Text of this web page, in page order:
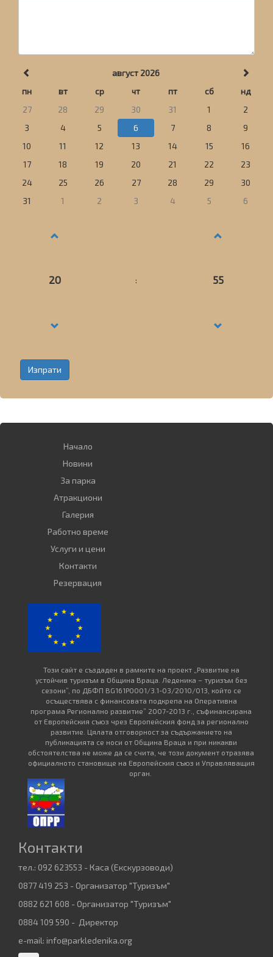
август 2026
пн
вт ср чт пт сб
нд
27
28 29 30 31 1
2
3
4 5 6 7 8
9
10
11 12 13 14 15
16
17
18 19 20 21 22
23
24
25 26 27 28 29
30
31
1 2 3 4 5 6
20 : 55
Начало
Новини
За парка
Атракциoни
Галерия
Работно време
Услуги и цени
Контакти
Резервация
Този сайт е създаден в рамките на проект „Развитие на
устойчив туризъм в Община Враца. Леденика – туризъм без
сезони”, по ДБФП BG161PO001/3.1-03/2010/013, който се
осъществява с финансовата подкрепа на Оперативна
програма Регионално развитие” 2007-2013 г., съфинансирана
от Европейския съюз чрез Европейския фонд за регионално
развитие. Цялата отговорност за съдържанието на
публикацията се носи от Община Враца и при никакви
обстоятелства не може да се счита, че този документ отразява
официалното становище на Европейския съюз и Управляващия
орган.
Контакти
тел.: 092 623553 - Каса (Екскурзоводи)
0877 419 253 - Организатор "Туризъм"
0882 621 608 - Организатор "Туризъм"
0884 109 590 - Директор
e-mail: info@parkledenika.org